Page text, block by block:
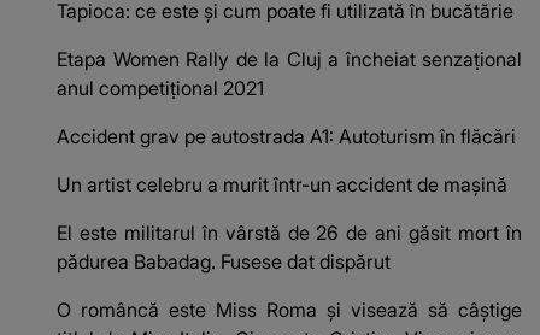
Tapioca: ce este și cum poate fi utilizată în bucătărie
Etapa Women Rally de la Cluj a încheiat senzaṭional
anul competiṭional 2021
Accident grav pe autostrada A1: Autoturism în flăcări
Un artist celebru a murit într-un accident de mașină
El este militarul în vârstă de 26 de ani găsit mort în
pădurea Babadag. Fusese dat dispărut
O româncă este Miss Roma și visează să câștige